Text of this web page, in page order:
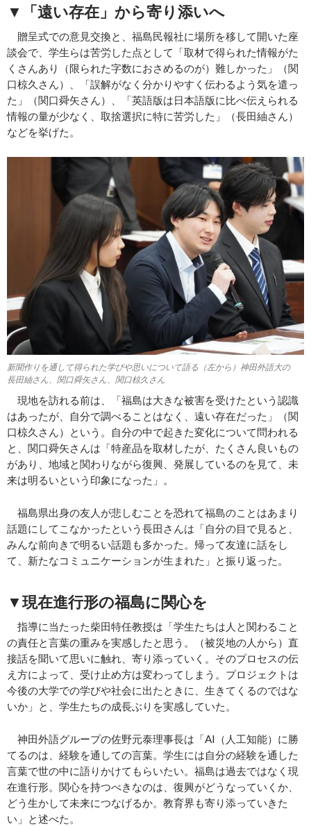
▼「遠い存在」から寄り添いへ
贈呈式での意見交換と、福島民報社に場所を移して開いた座
談会で、学生らは苦労した点として「取材で得られた情報がた
くさんあり（限られた字数におさめるのが）難しかった」（関
口椋久さん）、「誤解がなく分かりやすく伝わるよう気を遣っ
た」（関口舜矢さん）、「英語版は日本語版に比べ伝えられる
情報の量が少なく、取捨選択に特に苦労した」（長田紬さん）
などを挙げた。
新聞作りを通して得られた学びや思いについて語る（左から）神田外語大の
長田紬さん、関口舜矢さん、関口椋久さん
現地を訪れる前は、「福島は大きな被害を受けたという認識
はあったが、自分で調べることはなく、遠い存在だった」（関
口椋久さん）という。自分の中で起きた変化について問われる
と、関口舜矢さんは「特産品を取材したが、たくさん良いもの
があり、地域と関わりながら復興、発展しているのを見て、未
来は明るいという印象になった」。
福島県出身の友人が悲しむことを恐れて福島のことはあまり
話題にしてこなかったという長田さんは「自分の目で見ると、
みんな前向きで明るい話題も多かった。帰って友達に話をし
て、新たなコミュニケーションが生まれた」と振り返った。
▼現在進行形の福島に関心を
指導に当たった柴田特任教授は「学生たちは人と関わること
の責任と言葉の重みを実感したと思う。（被災地の人から）直
接話を聞いて思いに触れ、寄り添っていく。そのプロセスの伝
え方によって、受け止め方は変わってしまう。プロジェクトは
今後の大学での学びや社会に出たときに、生きてくるのではな
いか」と、学生たちの成長ぶりを実感していた。
神田外語グループの佐野元泰理事長は「AI（人工知能）に勝
てるのは、経験を通しての言葉。学生には自分の経験を通した
言葉で世の中に語りかけてもらいたい。福島は過去ではなく現
在進行形。関心を持つべきなのは、復興がどうなっていくか、
どう生かして未来につなげるか。教育界も寄り添っていきた
い」と述べた。